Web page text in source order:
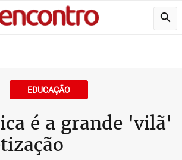
EDUCAÇÃO
é a grande 'vilã'